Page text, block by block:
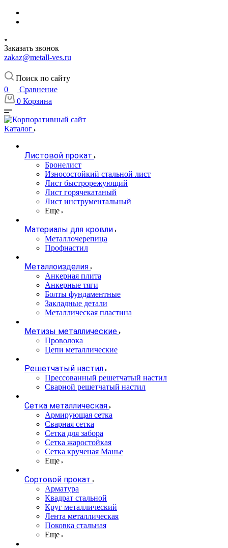
Заказать звонок
zakaz@metall-ves.ru
Поиск по сайту
0
Сравнение
0 Корзина
Каталог
Листовой прокат
Бронелист
Износостойкий стальной лист
Лист быстрорежующий
Лист горячекатаный
Лист инструментальный
Еще
Материалы для кровли
Металлочерепица
Профнастил
Металлоизделия
Анкерная плита
Анкерные тяги
Болты фундаментные
Закладные детали
Металлическая пластина
Метизы металлические
Проволока
Цепи металлические
Решетчатый настил
Прессованный решетчатый настил
Сварной решетчатый настил
Сетка металлическая
Армирующая сетка
Сварная сетка
Сетка для забора
Сетка жаростойкая
Сетка крученая Манье
Еще
Сортовой прокат
Арматура
Квадрат стальной
Круг металлический
Лента металлическая
Поковка стальная
Еще